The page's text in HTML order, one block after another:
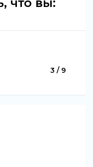
что вы:
3 / 9